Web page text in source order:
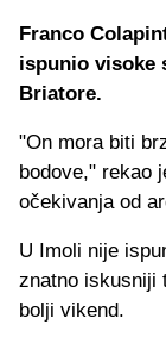
Franco
ispunio visoke
Briatore.
"On mora biti
bodove," rekao
očekivanja od
U Imoli nije
znatno iskusniji
bolji vikend.